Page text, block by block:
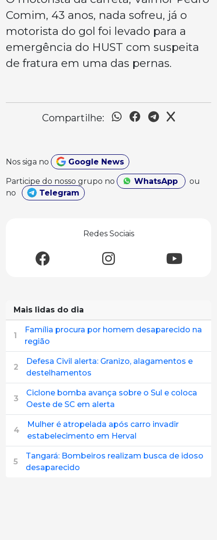
Comim, 43 anos, nada sofreu, já o
motorista do gol foi levado para a
emergência do HUST com suspeita
de fratura em uma das pernas.
Compartilhe:
Nos siga no Google News
Participe do nosso grupo no WhatsApp
ou
no
Telegram
Redes Sociais
Mais lidas do dia
1
Família procura por homem desaparecido na
região
2
Defesa Civil alerta: Granizo, alagamentos e
destelhamentos
3
Ciclone bomba avança sobre o Sul e coloca
Oeste de SC em alerta
4
Mulher é atropelada após carro invadir
estabelecimento em Herval
5
Tangará: Bombeiros realizam busca de idoso
desaparecido